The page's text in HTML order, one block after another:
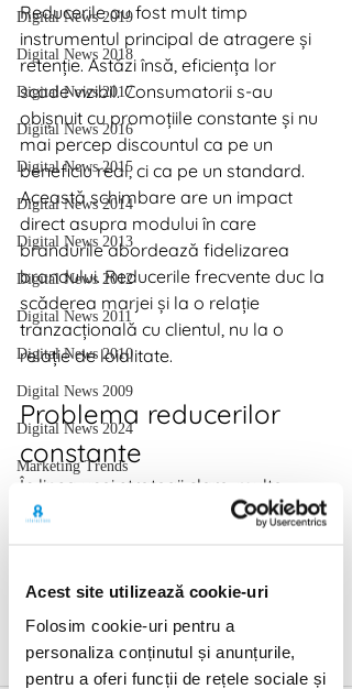
Acest site utilizează cookie-uri
Folosim cookie-uri pentru a
personaliza conținutul și anunțurile,
pentru a oferi funcții de rețele sociale și
Digital News 2019
Digital News 2018
Digital News 2017
Digital News 2016
Digital News 2015
Digital News 2014
Digital News 2013
Digital News 2012
Digital News 2011
Digital News 2010
Digital News 2009
Digital News 2024
Marketing Trends
Reducerile au fost mult timp
instrumentul principal de atragere și
retenție. Astăzi însă, eficiența lor
scade vizibil. Consumatorii s-au
obișnuit cu promoțiile constante și nu
mai percep discountul ca pe un
beneficiu real, ci ca pe un standard.
Această schimbare are un impact
direct asupra modului în care
brandurile abordează fidelizarea
brandului. Reducerile frecvente duc la
scăderea marjei și la o relație
tranzacțională cu clientul, nu la o
relație de loialitate.
Problema reducerilor
constante
În lipsa unei strategii clare, multe
branduri intră într-un cerc vicios: oferă
profitabilitatea scade, brandul își
pierde poziționarea.
Retenția clienților nu se construiește
pe preț, ci pe valoare percepută.